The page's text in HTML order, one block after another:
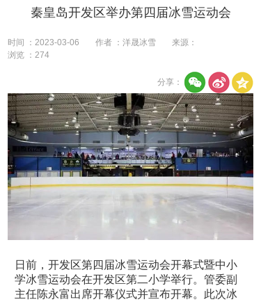
秦皇岛开发区举办第四届冰雪运动会
时间 ：2023-03-06 作者 ：洋晟冰雪
来源：
浏览 ：274
分享：
日前，开发区第四届冰雪运动会开幕式暨中小
学冰雪运动会在开发区第二小学举行。管委副
主任陈永富出席开幕仪式并宣布开幕。此次冰